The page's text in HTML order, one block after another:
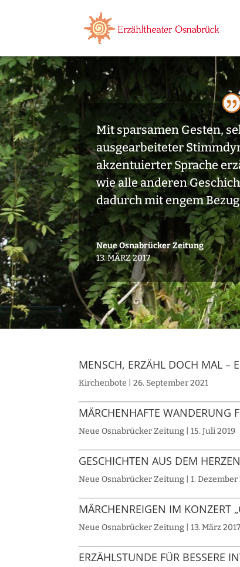
Mit sparsamen Gesten,
ausgearbeiteter
akzentuierter Sprache
wie alle anderen
dadurch mit engem
Neue Osnabrücker Zeitung
13. MÄRZ 2017
MENSCH, ERZÄHL DOCH MAL –
Kirchenbote | 26. September 2021
MÄRCHENHAFTE WANDERUNG
Neue Osnabrücker Zeitung | 15. Juli 2019
GESCHICHTEN AUS DEM
Neue Osnabrücker Zeitung | 1. Dezember
MÄRCHENREIGEN IM KONZERT
Neue Osnabrücker Zeitung | 13. März 2017
ERZÄHLSTUNDE FÜR BESSERE